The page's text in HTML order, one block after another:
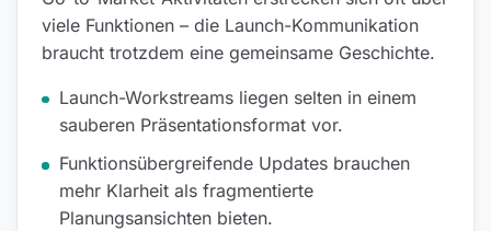
viele Funktionen – die Launch-Kommunikation
braucht trotzdem eine gemeinsame Geschichte.
Launch-Workstreams liegen selten in einem
sauberen Präsentationsformat vor.
Funktionsübergreifende Updates brauchen
mehr Klarheit als fragmentierte
Planungsansichten bieten.